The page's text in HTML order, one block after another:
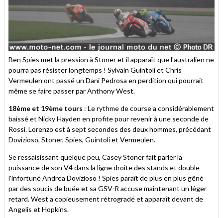
Ben Spies met la pression à Stoner et il apparaît que l'australien ne
pourra pas résister longtemps ! Sylvain Guintoli et Chris
Vermeulen ont passé un Dani Pedrosa en perdition qui pourrait
même se faire passer par Anthony West.
18ème et 19ème tours : Le rythme de course a considérablement
baissé et Nicky Hayden en profite pour revenir à une seconde de
Rossi. Lorenzo est à sept secondes des deux hommes, précédant
Dovizioso, Stoner, Spies, Guintoli et Vermeulen.
Se ressaisissant quelque peu, Casey Stoner fait parler la
puissance de son V4 dans la ligne droite des stands et double
l'infortuné Andrea Dovizioso ! Spies paraît de plus en plus gêné
par des soucis de buée et sa GSV-R accuse maintenant un léger
retard. West a copieusement rétrogradé et apparaît devant de
Angelis et Hopkins.